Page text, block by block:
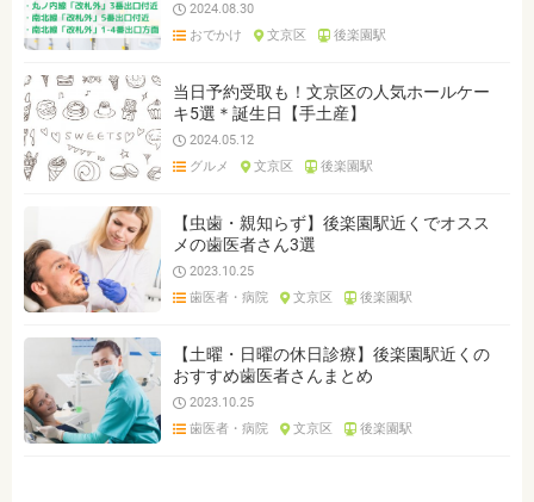
2024.08.30
おでかけ
文京区 後楽園駅
当日予約受取も！文京区の人気ホールケー
キ5選＊誕生日【手土産】
2024.05.12
グルメ
文京区 後楽園駅
【虫歯・親知らず】後楽園駅近くでオスス
メの歯医者さん3選
2023.10.25
歯医者・病院
文京区 後楽園駅
【土曜・日曜の休日診療】後楽園駅近くの
おすすめ歯医者さんまとめ
2023.10.25
歯医者・病院
文京区 後楽園駅